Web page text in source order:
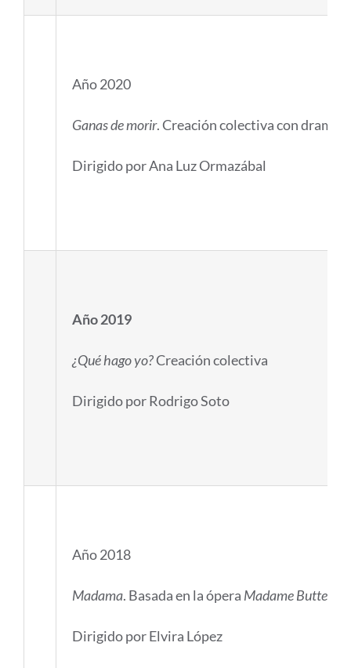
Año 2020
Ganas de morir. Creación colectiva con
Dirigido por Ana Luz Ormazábal
Año 2019
¿Qué hago yo?Creación colectiva
Dirigido por Rodrigo Soto
Año 2018
Madama. Basada en la ópera Madame Butterfly
Dirigido por Elvira López